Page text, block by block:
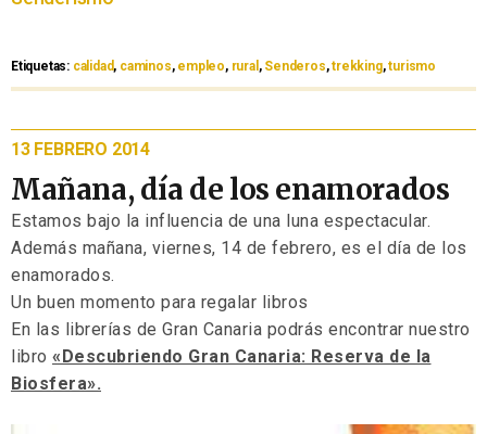
Etiquetas: calidad, caminos, empleo, rural , Senderos,trekking,turismo
13 FEBRERO 2014
Mañana, día de los enamorados
Estamos bajo la influencia de una luna espectacular.
Además mañana, viernes, 14 de febrero, es el día de los
enamorados.
Un buen momento para regalar libros
En las librerías de Gran Canaria podrás encontrar nuestro
libro «Descubriendo Gran Canaria: Reserva de la
Biosfera».